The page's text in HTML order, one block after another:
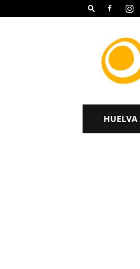
Huelva
Costa
HUELVA